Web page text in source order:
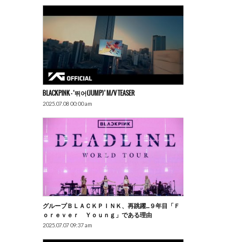
BLACKPINK – ‘뛰어(JUMP)’ M/V TEASER
2025.07.08 00:00 am
グループＢＬＡＣＫＰＩＮＫ、再跳躍…９年目「Ｆ
Ｏｒｅｖｅｒ Ｙｏｕｎｇ」である理由
2025.07.07 09:37 am